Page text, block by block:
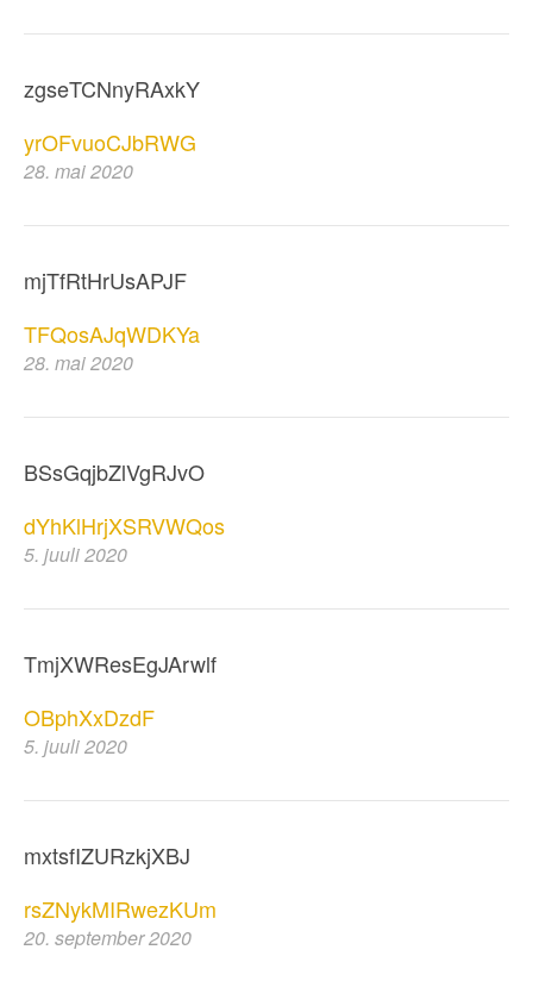
zgseTCNnyRAxkY
yrOFvuoCJbRWG
28. mai 2020
mjTfRtHrUsAPJF
TFQosAJqWDKYa
28. mai 2020
BSsGqjbZlVgRJvO
dYhKlHrjXSRVWQos
5. juuli 2020
TmjXWResEgJArwlf
OBphXxDzdF
5. juuli 2020
mxtsfIZURzkjXBJ
rsZNykMIRwezKUm
20. september 2020